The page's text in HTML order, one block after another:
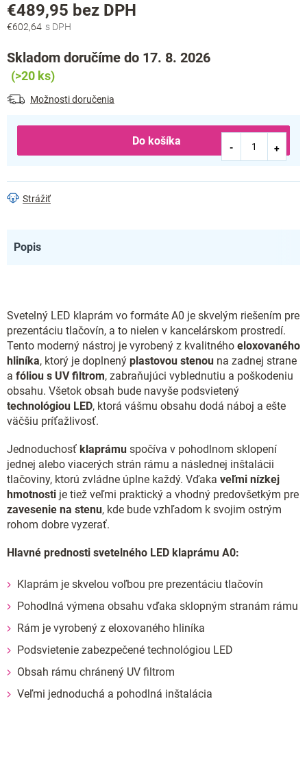
€602,64
€489,95 bez DPH
Jednotková
Skladom doručíme do 17. 8. 2026
(>20 ks)
Možnosti doručenia
Do košíka
Strážiť
Popis
Svetelný LED klaprám vo formáte A0 je skvelým riešením pre
prezentáciu tlačovín, a to nielen v kancelárskom prostredí.
Tento moderný nástroj je vyrobený z kvalitného eloxovaného
hliníka, ktorý je doplnený plastovou stenou na zadnej strane
a fóliou s UV filtrom, zabraňujúci vyblednutiu a poškodeniu
obsahu. Všetok obsah bude navyše podsvietený
technológiou LED, ktorá vášmu obsahu dodá náboj a ešte
väčšiu príťažlivosť.
Jednoduchosť klaprámu spočíva v pohodlnom sklopení
jednej alebo viacerých strán rámu a následnej inštalácii
tlačoviny, ktorú zvládne úplne každý. Vďaka veľmi nízkej
hmotnosti je tiež veľmi praktický a vhodný predovšetkým pre
zavesenie na stenu, kde bude vzhľadom k svojim ostrým
rohom dobre vyzerať.
Hlavné prednosti svetelného LED klaprámu A0:
Klaprám je skvelou voľbou pre prezentáciu tlačovín
Pohodlná výmena obsahu vďaka sklopným stranám rámu
Rám je vyrobený z eloxovaného hliníka
Podsvietenie zabezpečené technológiou LED
Obsah rámu chránený UV filtrom
Veľmi jednoduchá a pohodlná inštalácia